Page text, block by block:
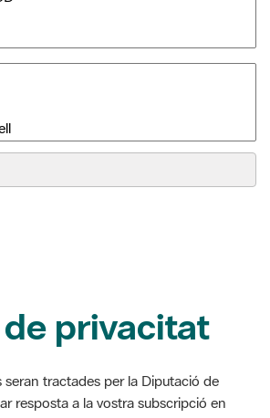
privacitat
seran tractades per la Diputació de
resposta a la vostra subscripció en